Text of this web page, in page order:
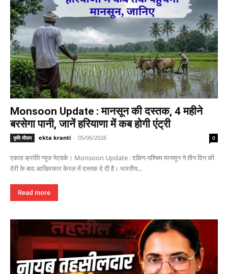
Monsoon Update : मानसून की दस्तक, 4 महीने
बरसेगा पानी, जानें हरियाणा में कब होगी एंट्री
कृषि मौसम ekta kranti - 05/06/2026 0
एकता क्रांति न्यूज नेटवर्क। Monsoon Update : दक्षिण-पश्चिम मानसून ने तीन दिन की
देरी के बाद आखिरकार केरल में दस्तक दे दी है। भारतीय...
Read more